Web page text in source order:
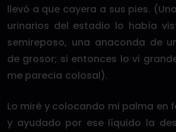
llevó a que cayera a sus pies.
urinarios del estadio lo había
semireposo, una anaconda de
de grosor; si entonces lo vi
me parecia colosal).
Lo miré y colocando mi palma en
y ayudado por ese líquido la